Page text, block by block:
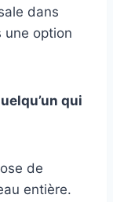
dans
une option
qui
de
entière.